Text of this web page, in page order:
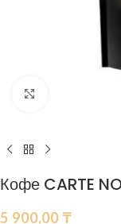
Кофе CARTE
5 900,00 ₸